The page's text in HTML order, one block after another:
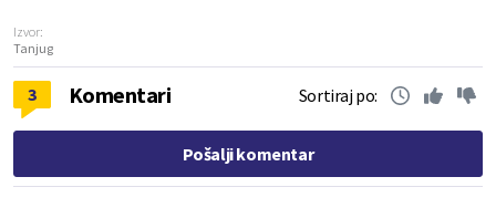
Izvor:
Tanjug
3 Komentari Sortiraj po:
Pošalji komentar